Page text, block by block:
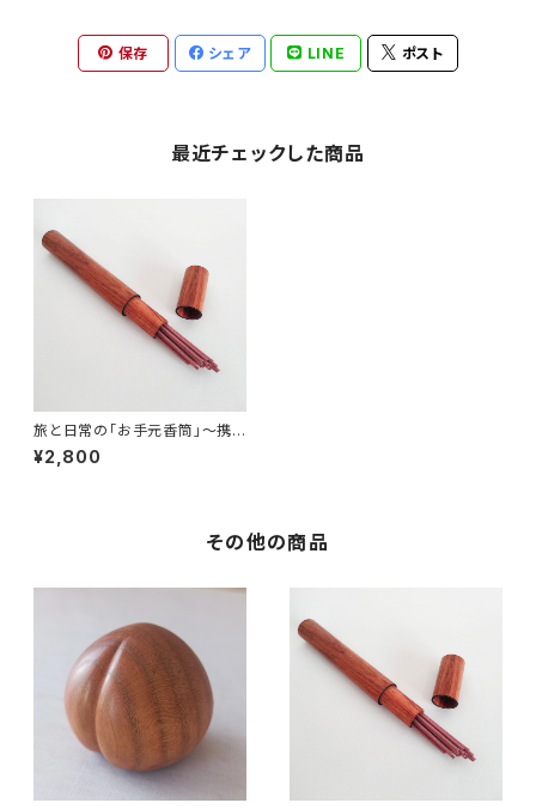
保存 シェア LINE ポスト
最近チェックした商品
旅と日常の「お手元香筒」〜携
帯用スマートお香入れ（お試し
香10本付き）〜
¥2,800
その他の商品